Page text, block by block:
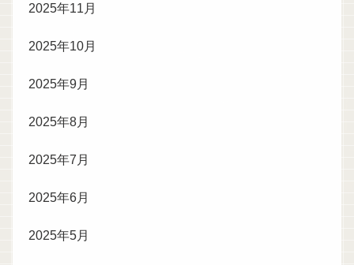
2025年11月
2025年10月
2025年9月
2025年8月
2025年7月
2025年6月
2025年5月